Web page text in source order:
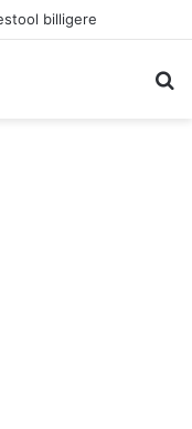
billigere